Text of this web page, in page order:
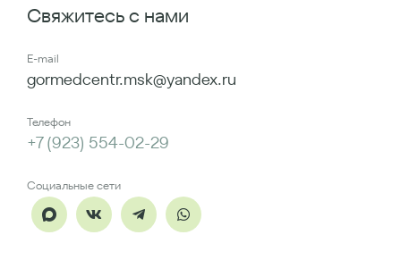
Свяжитесь с нами
E-mail
gormedcentr.msk@yandex.ru
Телефон
+7 (923) 554-02-29
Социальные сети